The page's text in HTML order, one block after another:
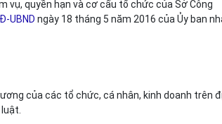
vụ, quyền hạn và cơ cấu tổ chức của Sở Công
UBND ngày 18 tháng 5 năm 2016 của Ủy ban
của các tổ chức, cá nhân, kinh doanh trên